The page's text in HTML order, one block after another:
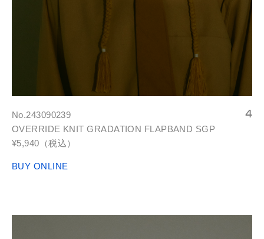
No.243090239
OVERRIDE KNIT GRADATION FLAPBAND SGP
¥5,940（税込）
BUY ONLINE